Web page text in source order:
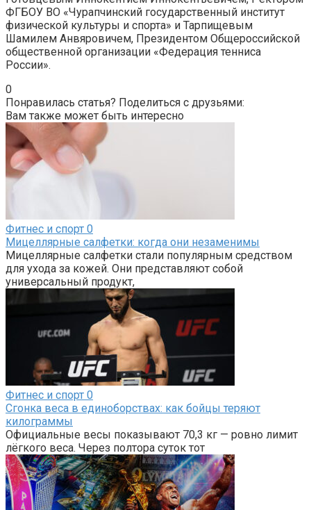
ФГБОУ ВО «Чурапчинский государственный институт
физической культуры и спорта» и Тарпищевым
Шамилем Анвяровичем, Президентом Общероссийской
общественной организации «Федерация тенниса
России».
0
Понравилась статья? Поделиться с друзьями:
Вам также может быть интересно
Фитнес и спорт 0
Мицеллярные салфетки: когда они незаменимы
Мицеллярные салфетки стали популярным средством
для ухода за кожей. Они представляют собой
универсальный продукт,
Фитнес и спорт 0
Сгонка веса в единоборствах: как бойцы теряют
килограммы
Официальные весы показывают 70,3 кг — ровно лимит
лёгкого веса. Через полтора суток тот